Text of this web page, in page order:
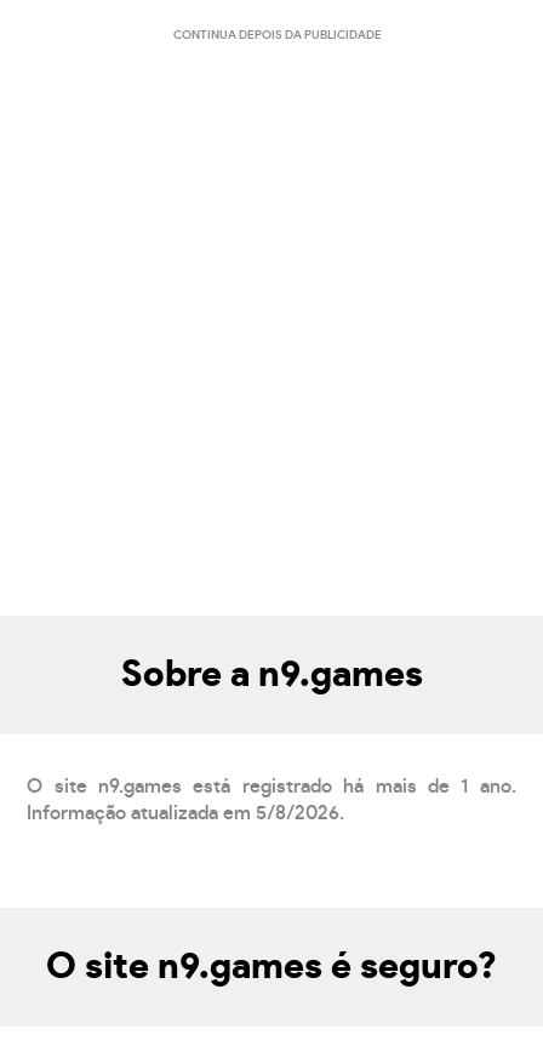
CONTINUA DEPOIS DA PUBLICIDADE
Sobre a n9.games
O site n9.games está registrado há mais de 1 ano.
Informação atualizada em 5/8/2026.
O site n9.games é seguro?